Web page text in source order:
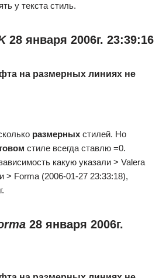
у текста стиль.
28 января 2006г. 23:39:16
на размерных линиях не
размерных стилей. Но
стиле всегда ставлю =0.
какую указали > Valera
> Forma (2006-01-27 23:33:18),
28 января 2006г.